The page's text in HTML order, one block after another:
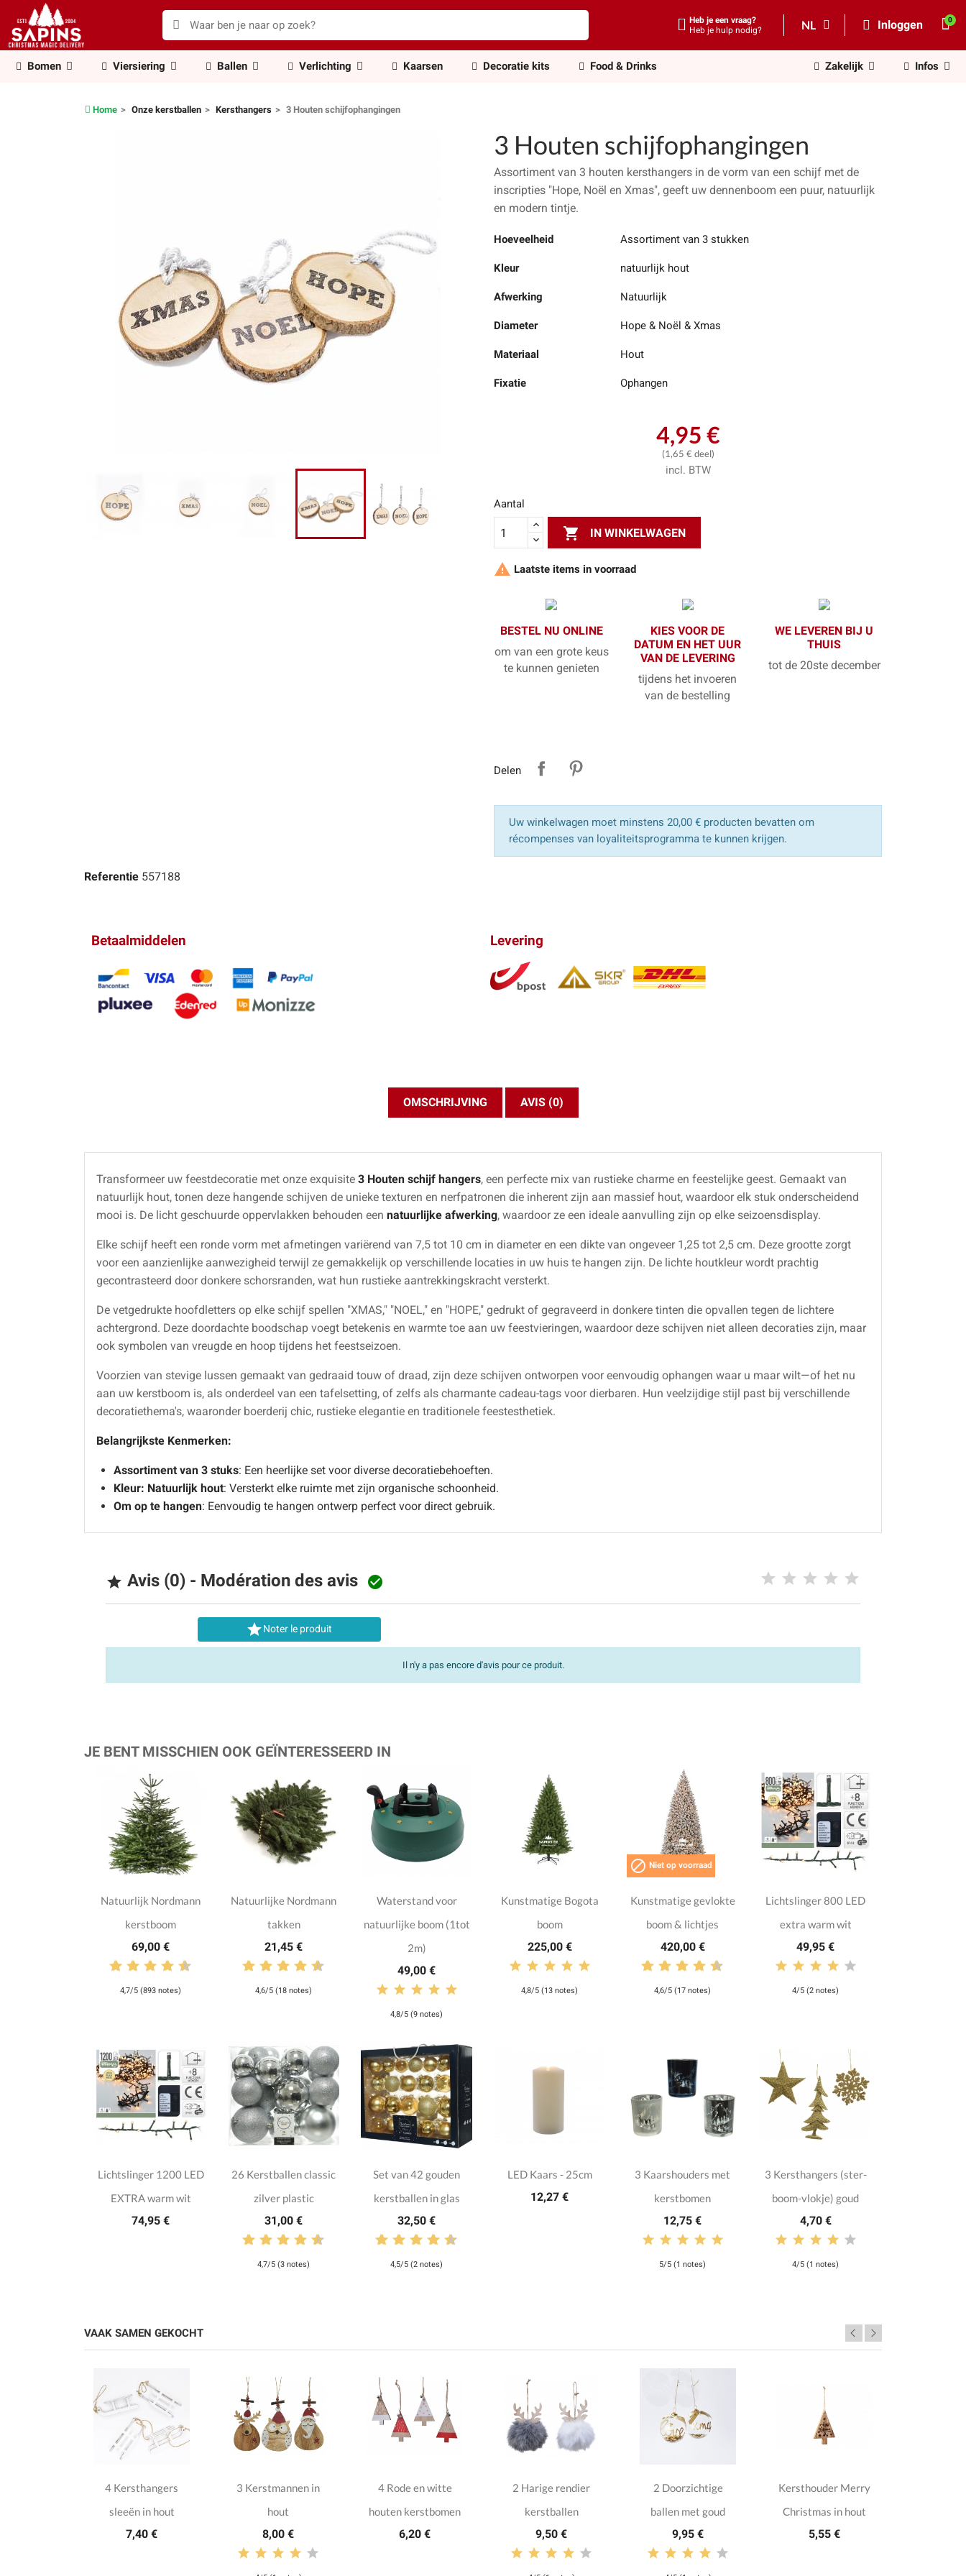
Heb je een vraag?
Heb je hulp nodig?
NL Inloggen
Bomen Viersiering Ballen Verlichting Kaarsen Decoratie kits Food & Drinks Zakelijk Infos
Home Onze kerstballen Kersthangers 3 Houten schijfophangingen
3 Houten schijfophangingen
Assortiment van 3 houten kersthangers in de vorm van een schijf met de
inscripties "Hope, Noël en Xmas", geeft uw dennenboom een puur, natuurlijk
en modern tintje.
Hoeveelheid Assortiment van 3 stukken
Kleur natuurlijk hout
Afwerking Natuurlijk
Diameter Hope & Noël & Xmas
Materiaal Hout
Fixatie Ophangen
4,95 €
(1,65 € deel)
incl. BTW
Aantal
 IN WINKELWAGEN
 Laatste items in voorraad
BESTEL NU ONLINE
om van een grote keus
te kunnen genieten
KIES VOOR DE
DATUM EN HET UUR
VAN DE LEVERING
tijdens het invoeren
van de bestelling
WE LEVEREN BIJ U
THUIS
tot de 20ste december
Delen
Uw winkelwagen moet minstens 20,00 € producten bevatten om
récompenses van loyaliteitsprogramma te kunnen krijgen.
Referentie 557188
Betaalmiddelen Levering
OMSCHRIJVING AVIS (0)
Transformeer uw feestdecoratie met onze exquisite 3 Houten schijf hangers, een perfecte mix van rustieke charme en feestelijke geest. Gemaakt van
natuurlijk hout, tonen deze hangende schijven de unieke texturen en nerfpatronen die inherent zijn aan massief hout, waardoor elk stuk onderscheidend
mooi is. De licht geschuurde oppervlakken behouden een natuurlijke afwerking, waardoor ze een ideale aanvulling zijn op elke seizoensdisplay.
Elke schijf heeft een ronde vorm met afmetingen variërend van 7,5 tot 10 cm in diameter en een dikte van ongeveer 1,25 tot 2,5 cm. Deze grootte zorgt
voor een aanzienlijke aanwezigheid terwijl ze gemakkelijk op verschillende locaties in uw huis te hangen zijn. De lichte houtkleur wordt prachtig
gecontrasteerd door donkere schorsranden, wat hun rustieke aantrekkingskracht versterkt.
De vetgedrukte hoofdletters op elke schijf spellen "XMAS," "NOEL," en "HOPE," gedrukt of gegraveerd in donkere tinten die opvallen tegen de lichtere
achtergrond. Deze doordachte boodschap voegt betekenis en warmte toe aan uw feestvieringen, waardoor deze schijven niet alleen decoraties zijn, maar
ook symbolen van vreugde en hoop tijdens het feestseizoen.
Voorzien van stevige lussen gemaakt van gedraaid touw of draad, zijn deze schijven ontworpen voor eenvoudig ophangen waar u maar wilt—of het nu
aan uw kerstboom is, als onderdeel van een tafelsetting, of zelfs als charmante cadeau-tags voor dierbaren. Hun veelzijdige stijl past bij verschillende
decoratiethema's, waaronder boerderij chic, rustieke elegantie en traditionele feestesthetiek.
Belangrijkste Kenmerken:
Assortiment van 3 stuks: Een heerlijke set voor diverse decoratiebehoeften.
Kleur: Natuurlijk hout: Versterkt elke ruimte met zijn organische schoonheid.
Om op te hangen: Eenvoudig te hangen ontwerp perfect voor direct gebruik.
 Avis (0) - Modération des avis 
Noter le produit
Il n'y a pas encore d'avis pour ce produit.
JE BENT MISSCHIEN OOK GEÏNTERESSEERD IN
Natuurlijk Nordmann
kerstboom
69,00 €
4,7/5 (893 notes)
Natuurlijke Nordmann
takken
21,45 €
4,6/5 (18 notes)
Waterstand voor
natuurlijke boom (1tot
2m)
49,00 €
4,8/5 (9 notes)
Kunstmatige Bogota
boom
225,00 €
4,8/5 (13 notes)
 Niet op voorraad
Kunstmatige gevlokte
boom & lichtjes
420,00 €
4,6/5 (17 notes)
Lichtslinger 800 LED
extra warm wit
49,95 €
4/5 (2 notes)
Lichtslinger 1200 LED
EXTRA warm wit
74,95 €
26 Kerstballen classic
zilver plastic
31,00 €
4,7/5 (3 notes)
Set van 42 gouden
kerstballen in glas
32,50 €
4,5/5 (2 notes)
LED Kaars - 25cm
12,27 €
3 Kaarshouders met
kerstbomen
12,75 €
5/5 (1 notes)
3 Kersthangers (ster-
boom-vlokje) goud
4,70 €
4/5 (1 notes)
VAAK SAMEN GEKOCHT
4 Kersthangers
sleeën in hout
7,40 €
3 Kerstmannen in
hout
8,00 €
4 Rode en witte
houten kerstbomen
6,20 €
2 Harige rendier
kerstballen
9,50 €
2 Doorzichtige
ballen met goud
9,95 €
Kersthouder Merry
Christmas in hout
5,55 €